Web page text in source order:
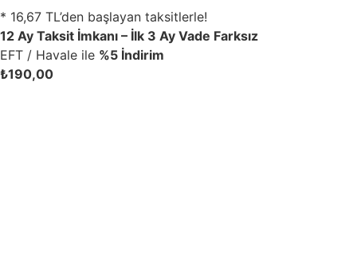
* 16,67 TL’den başlayan taksitlerle!
12 Ay Taksit İmkanı – İlk 3 Ay Vade Farksız
EFT / Havale ile %5 İndirim
₺190,00